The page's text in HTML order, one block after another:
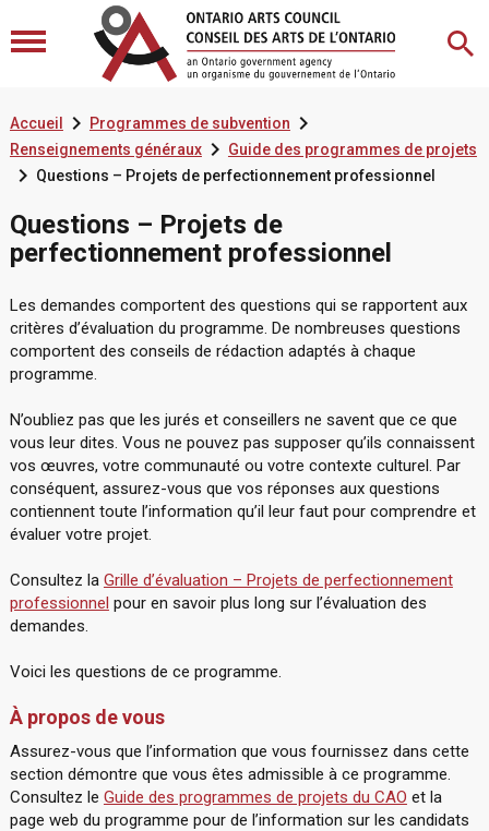
Accueil  Programmes de subvention
Renseignements généraux Guide des programmes de projets
 Questions – Projets de perfectionnement professionnel
Questions – Projets de
perfectionnement professionnel
Les demandes comportent des questions qui se rapportent aux
critères d’évaluation du programme. De nombreuses questions
comportent des conseils de rédaction adaptés à chaque
programme.
N’oubliez pas que les jurés et conseillers ne savent que ce que
vous leur dites. Vous ne pouvez pas supposer qu’ils connaissent
vos œuvres, votre communauté ou votre contexte culturel. Par
conséquent, assurez-vous que vos réponses aux questions
contiennent toute l’information qu’il leur faut pour comprendre et
évaluer votre projet.
Consultez la Grille d’évaluation – Projets de perfectionnement
professionnel pour en savoir plus long sur l’évaluation des
demandes.
Voici les questions de ce programme.
À propos de vous
Assurez-vous que l’information que vous fournissez dans cette
section démontre que vous êtes admissible à ce programme.
Consultez le Guide des programmes de projets du CAO et la
page web du programme pour de l’information sur les candidats